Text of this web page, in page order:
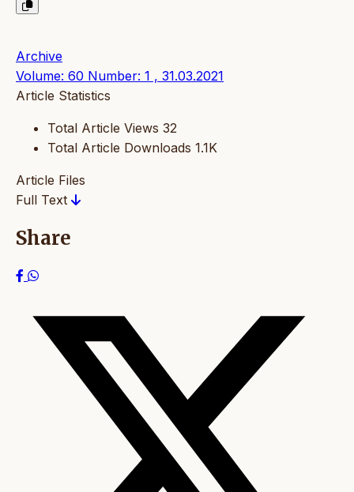
Archive
Volume: 60 Number: 1 , 31.03.2021
Article Statistics
Total Article Views 32
Total Article Downloads 1.1K
Article Files
Full Text
Share